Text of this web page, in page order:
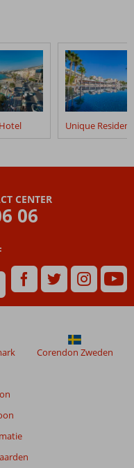
CENTER
06
Corendon Zweden